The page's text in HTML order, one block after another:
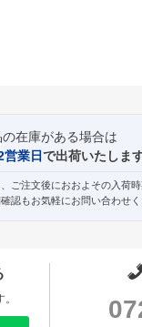
在庫がある場合は
営業日で出荷いたしま
ご注文後におおよその入荷
認もお気軽にお問い合わせく